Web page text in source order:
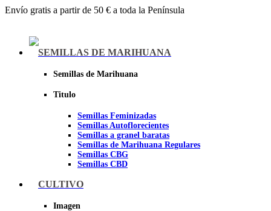
Envío gratis a partir de 50 € a toda la Península
SEMILLAS DE MARIHUANA
Semillas de Marihuana
Titulo
Semillas Feminizadas
Semillas Autoflorecientes
Semillas a granel baratas
Semillas de Marihuana Regulares
Semillas CBG
Semillas CBD
Sheer seeds
CULTIVO
Imagen